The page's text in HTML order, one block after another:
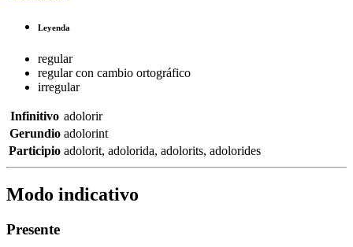
Leyenda
regular
regular con cambio ortográfico
irregular
Infinitivo adolorir
Gerundio adolorint
Participio adolorit, adolorida, adolorits, adolorides
Modo indicativo
Presente